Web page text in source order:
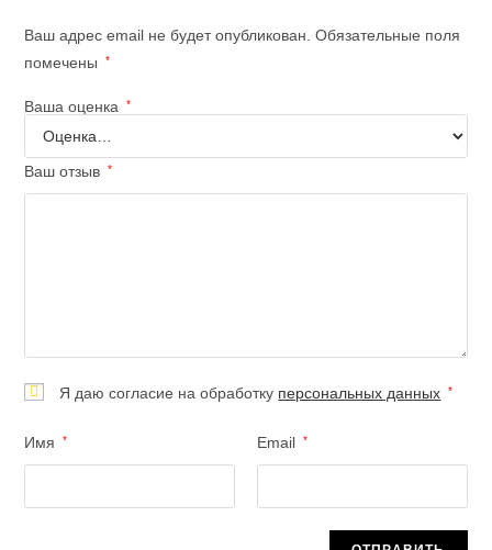
Ваш адрес email не будет опубликован. Обязательные поля
помечены
*
Ваша оценка *
Ваш отзыв *
Я даю согласие на обработку персональных данных *
Имя * Email *